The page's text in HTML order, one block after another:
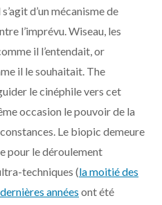
d’un mécanisme de
l’imprévu. Wiseau, les
il l’entendait, or
il le souhaitait. The
le cinéphile vers cet
occasion le pouvoir de la
Le biopic demeure
pour le déroulement
techniques (la moitié des
années ont été